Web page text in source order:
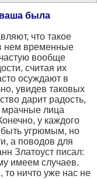
была
что такое
нем временные
вообще
считая их
осуждают в
увидев таковых
дарит радость,
мрачные лица
у каждого
быть угрюмым, но
а поводов для
Златоуст писал:
имеем случаев.
то ничто уже нас не